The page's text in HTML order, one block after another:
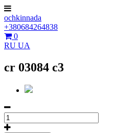
ochkinnada
+380684264838
0
RU UA
cr 03084 c3